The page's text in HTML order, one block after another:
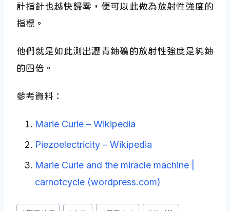
計指針也越快歸零，便可以此做為放射性強度的
指標。
他們就是如此測出瀝青鈾礦的放射性強度是純鈾
的四倍。
參考資料：
Marie Curie – Wikipedia
Piezoelectricity – Wikipedia
Marie Curie and the miracle machine |
carnotcycle (wordpress.com)
Post